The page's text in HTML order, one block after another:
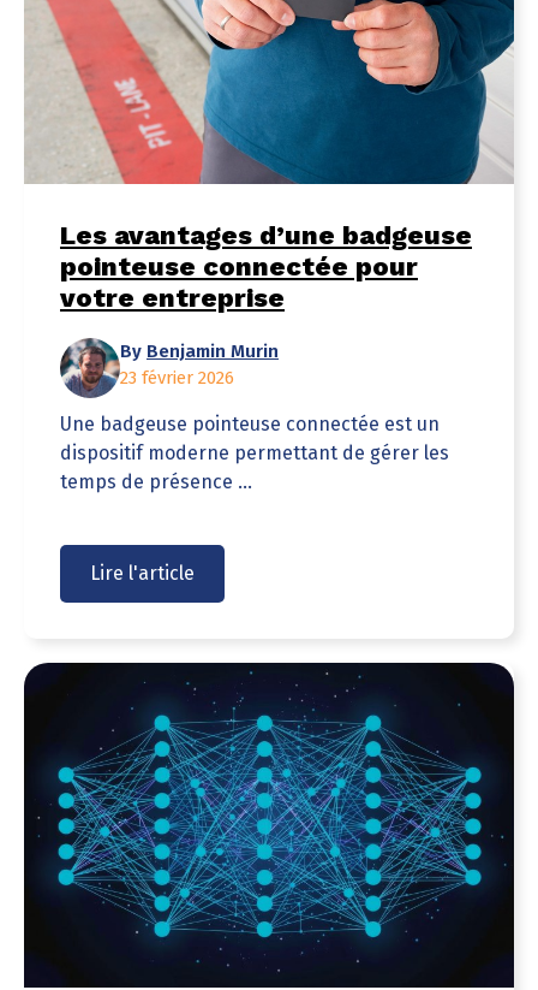
Les avantages d’une badgeuse
pointeuse connectée pour
votre entreprise
By Benjamin Murin
23 février 2026
Une badgeuse pointeuse connectée est un
dispositif moderne permettant de gérer les
temps de présence ...
Lire l'article